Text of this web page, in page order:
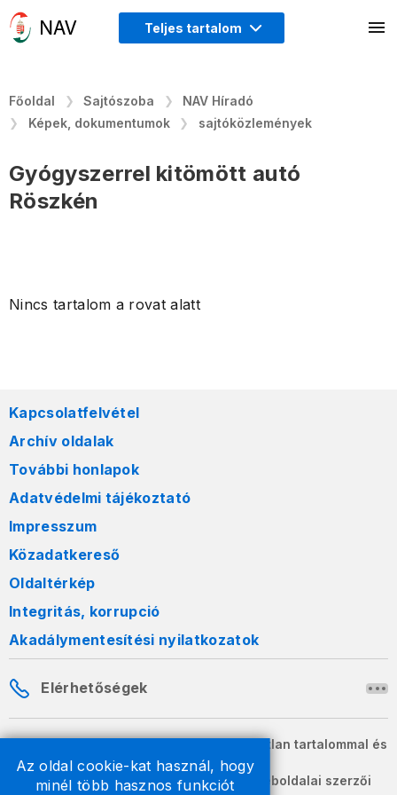
Az oldal cookie-kat használ, hogy
minél több hasznos funkciót
Teljes tartalom
Főoldal Sajtószoba
NAV Híradó
Képek, dokumentumok
sajtóközlemények
Gyógyszerrel kitömött autó
Röszkén
Nincs tartalom a rovat alatt
Kapcsolatfelvétel
Archív oldalak
További honlapok
Adatvédelmi tájékoztató
Impresszum
Közadatkereső
Oldaltérkép
Integritás, korrupció
Akadálymentesítési nyilatkozatok
Elérhetőségek
A honlapon szereplő információk változatlan tartalommal és
formában szabadon terjeszthetők.
2026 © A Nemzeti Adó- és Vámhivatal weboldalai szerzői